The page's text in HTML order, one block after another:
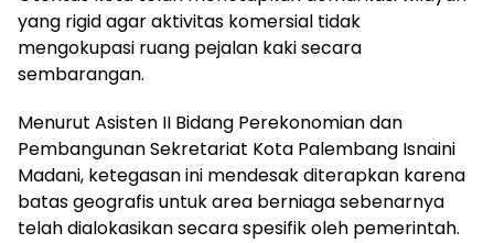
yang rigid agar aktivitas komersial tidak
mengokupasi ruang pejalan kaki secara
sembarangan.
Menurut Asisten II Bidang Perekonomian dan
Pembangunan Sekretariat Kota Palembang Isnaini
Madani, ketegasan ini mendesak diterapkan karena
batas geografis untuk area berniaga sebenarnya
telah dialokasikan secara spesifik oleh pemerintah.